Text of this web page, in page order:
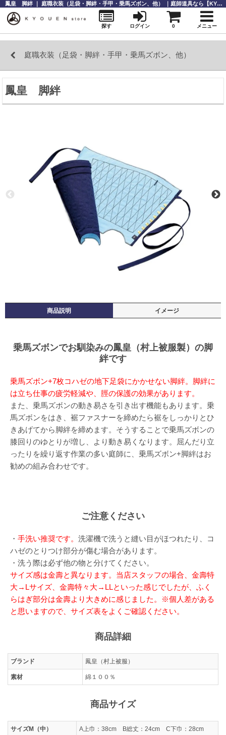
庭職衣装（足袋・脚絆・手甲・乗馬ズボン、他）
鳳皇 脚絆
商品説明 イメージ
乗馬ズボンでお馴染みの鳳皇（村上被服製）の脚
絆です
乗馬ズボン+7枚コハゼの地下足袋にかかせない脚絆。脚絆に
は立ち仕事の疲労軽減や、脛の保護の効果があります。
また、乗馬ズボンの動き易さを引き出す機能もあります。乗
馬ズボンをはき、裾ファスナーを締めたら裾をしっかりとひ
きあげてから脚絆を締めます。そうすることで乗馬ズボンの
膝回りのゆとりが増し、より動き易くなります。屈んだり立
ったりを繰り返す作業の多い庭師に、乗馬ズボン+脚絆はお
勧めの組み合わせです。
ご注意ください
・ 手洗い推奨です。 洗濯機で洗うと縫い目がほつれたり、コ
ハゼのとりつけ部分が傷む場合があります。
・洗う際は必ず他の物と分けてください。
サイズ感は金壽と異なります。当店スタッフの場合、金壽特
大→Lサイズ、金壽特々大→LLといった感じでしたが、ふく
らはぎ部分は金壽より大きめに感じました。※個人差がある
と思いますので、サイズ表をよくご確認ください。
商品詳細
ブランド 鳳皇（村上被服）
素材 綿１００％
商品サイズ
サイズM（中） A上巾：38cm B総丈：24cm C下巾：28cm
鳳皇 脚絆 ｜ 庭職衣装（足袋・脚絆・手甲・乗馬ズボン、他） ｜庭師道具なら【KYOUENstoe】庭師道具・造園資材の販売と通販
探す ログイン 0 メニュー